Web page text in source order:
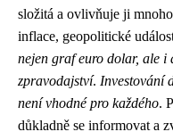
složitá a ovlivňuje ji
inflace, geopolitické
nejen graf euro dolar, ale
zpravodajství. Investování
není vhodné pro každého.
důkladně se informovat a